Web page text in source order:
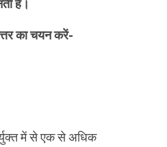
है।
का चयन करें-
में से एक से अधिक